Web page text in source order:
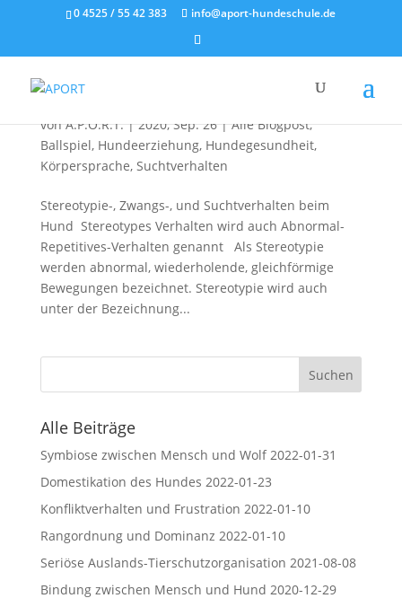
0 4525 / 55 42 383 info@aport-hundeschule.de
vonA.P.O.R.T.|2020, Sep. 26|Alle Blogpost,
Ballspiel, Hundeerziehung, Hundegesundheit,
Körpersprache, Suchtverhalten
Stereotypie-, Zwangs-, und Suchtverhalten beim
Hund Stereotypes Verhalten wird auch Abnormal-
Repetitives-Verhalten genannt Als Stereotypie
werden abnormal, wiederholende, gleichförmige
Bewegungen bezeichnet. Stereotypie wird auch
unter der Bezeichnung...
Alle Beiträge
Symbiose zwischen Mensch und Wolf 2022-01-31
Domestikation des Hundes 2022-01-23
Konfliktverhalten und Frustration 2022-01-10
Rangordnung und Dominanz 2022-01-10
Seriöse Auslands-Tierschutzorganisation 2021-08-08
Bindung zwischen Mensch und Hund 2020-12-29